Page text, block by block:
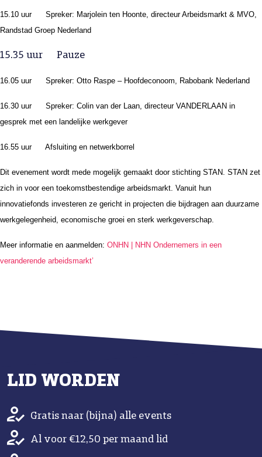
15.10 uur Spreker: Marjolein ten Hoonte, directeur Arbeidsmarkt & MVO,
Randstad Groep Nederland
15.35 uur Pauze
16.05 uur Spreker: Otto Raspe – Hoofdeconoom, Rabobank Nederland
16.30 uur Spreker: Colin van der Laan, directeur VANDERLAAN in
gesprek met een landelijke werkgever
16.55 uur Afsluiting en netwerkborrel
Dit evenement wordt mede mogelijk gemaakt door stichting STAN. STAN zet
zich in voor een toekomstbestendige arbeidsmarkt. Vanuit hun
innovatiefonds investeren ze gericht in projecten die bijdragen aan duurzame
werkgelegenheid, economische groei en sterk werkgeverschap.
Meer informatie en aanmelden: ONHN | NHN Ondernemers in een
veranderende arbeidsmarkt’
LID WORDEN
Gratis naar (bijna) alle events
Al voor €12,50 per maand lid